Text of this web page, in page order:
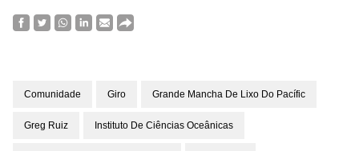
Comunidade Giro Grande Mancha De Lixo Do Pacífic
Greg Ruiz Instituto De Ciências Oceânicas